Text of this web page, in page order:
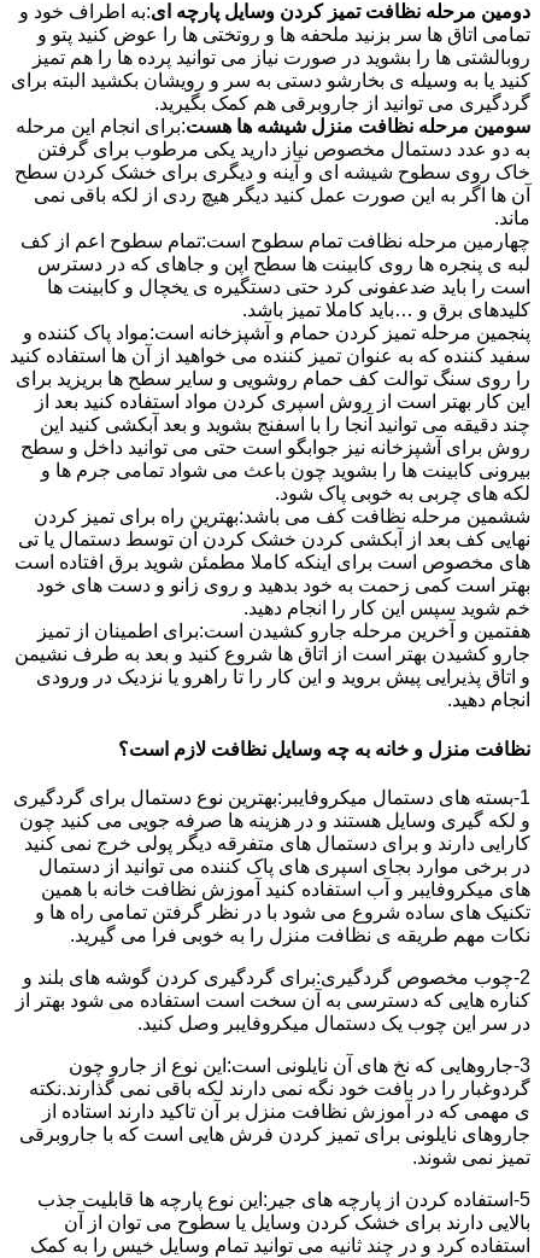
دومین مرحله نظافت تمیز کردن وسایل پارچه ای:به اطراف خود و
تمامی اتاق ها سر بزنید ملحفه ها و روتختی ها را عوض کنید پتو و
روبالشتی ها را بشوید در صورت نیاز می توانید پرده ها را هم تمیز
کنید یا به وسیله ی بخارشو دستی به سر و رویشان بکشید البته برای
گردگیری می توانید از جاروبرقی هم کمک بگیرید.
سومین مرحله نظافت منزل شیشه ها هست:برای انجام این مرحله
به دو عدد دستمال مخصوص نیاز دارید یکی مرطوب برای گرفتن
خاک روی سطوح شیشه ای و آینه و دیگری برای خشک کردن سطح
آن ها اگر به این صورت عمل کنید دیگر هیچ ردی از لکه باقی نمی
ماند.
چهارمین مرحله نظافت تمام سطوح است:تمام سطوح اعم از کف
لبه ی پنجره ها روی کابینت ها سطح اپن و جاهای که در دسترس
است را باید ضدعفونی کرد حتی دستگیره ی یخچال و کابینت ها
کلیدهای برق و …باید کاملا تمیز باشد.
پنجمین مرحله تمیز کردن حمام و آشپزخانه است:مواد پاک کننده و
سفید کننده که به عنوان تمیز کننده می خواهید از آن ها استفاده کنید
را روی سنگ توالت کف حمام روشویی و سایر سطح ها بریزید برای
این کار بهتر است از روش اسپری کردن مواد استفاده کنید بعد از
چند دقیقه می توانید آنجا را با اسفنج بشوید و بعد آبکشی کنید این
روش برای آشپزخانه نیز جوابگو است حتی می توانید داخل و سطح
بیرونی کابینت ها را بشوید چون باعث می شواد تمامی جرم ها و
لکه های چربی به خوبی پاک شود.
ششمین مرحله نظافت کف می باشد:بهترین راه برای تمیز کردن
نهایی کف بعد از آبکشی کردن خشک کردن آن توسط دستمال یا تی
های مخصوص است برای اینکه کاملا مطمئن شوید برق افتاده است
بهتر است کمی زحمت به خود بدهید و روی زانو و دست های خود
خم شوید سپس این کار را انجام دهید.
هفتمین و آخرین مرحله جارو کشیدن است:برای اطمینان از تمیز
جارو کشیدن بهتر است از اتاق ها شروع کنید و بعد به طرف نشیمن
و اتاق پذیرایی پیش بروید و این کار را تا راهرو یا نزدیک در ورودی
انجام دهید.
نظافت منزل و خانه به چه وسایل نظافت لازم است؟
1-بسته های دستمال میکروفایبر:بهترین نوع دستمال برای گردگیری
و لکه گیری وسایل هستند و در هزینه ها صرفه جویی می کنید چون
کارایی دارند و برای دستمال های متفرقه دیگر پولی خرج نمی کنید
در برخی موارد بجای اسپری های پاک کننده می توانید از دستمال
های میکروفایبر و آب استفاده کنید آموزش نظافت خانه با همین
تکنیک های ساده شروع می شود با در نظر گرفتن تمامی راه ها و
نکات مهم طریقه ی نظافت منزل را به خوبی فرا می گیرید.
2-چوب مخصوص گردگیری:برای گردگیری کردن گوشه های بلند و
کناره هایی که دسترسی به آن سخت است استفاده می شود بهتر از
در سر این چوب یک دستمال میکروفایبر وصل کنید.
3-جاروهایی که نخ های آن نایلونی است:این نوع از جارو چون
گردوغبار را در بافت خود نگه نمی دارند لکه باقی نمی گذارند.نکته
ی مهمی که در آموزش نظافت منزل بر آن تاکید دارند استاده از
جاروهای نایلونی برای تمیز کردن فرش هایی است که با جاروبرقی
تمیز نمی شوند.
5-استفاده کردن از پارچه های جیر:این نوع پارچه ها قابلیت جذب
بالایی دارند برای خشک کردن وسایل یا سطوح می توان از آن
استفاده کرد و در چند ثانیه می توانید تمام وسایل خیس را به کمک